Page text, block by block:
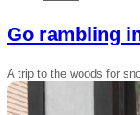
Go rambling
A trip to the woods for